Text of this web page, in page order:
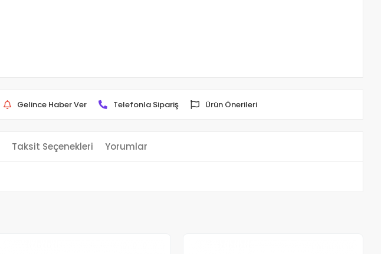
Gelince Haber Ver Telefonla Sipariş Ürün Önerileri
Taksit Seçenekleri Yorumlar